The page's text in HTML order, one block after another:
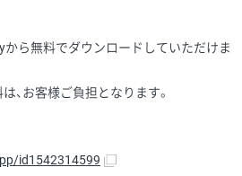
から無料でダウンロードしていただけま
、お客様ご負担となります。
id1542314599